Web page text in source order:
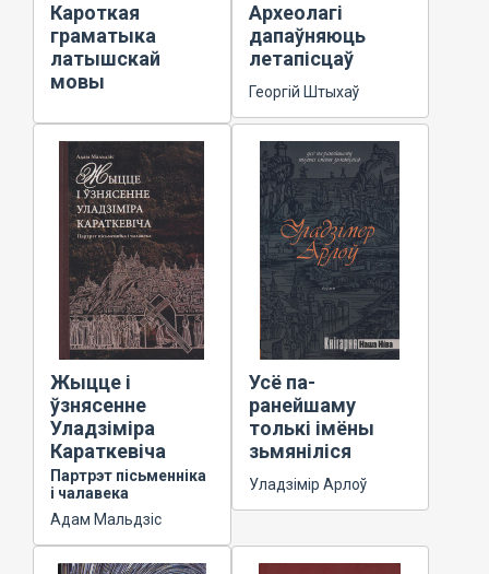
Кароткая
граматыка
латышскай
мовы
Археолагі
дапаўняюць
летапісцаў
Георгій Штыхаў
Жыцце і
ўзнясенне
Уладзіміра
Караткевіча
Партрэт пісьменніка
і чалавека
Адам Мальдзіс
Усё па-
ранейшаму
толькі імёны
зьмяніліся
Уладзімір Арлоў